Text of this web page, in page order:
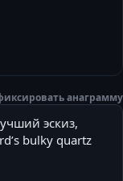
анаграмму